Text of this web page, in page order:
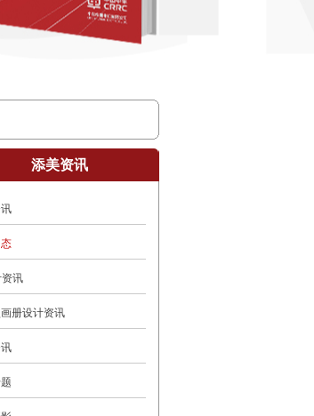
添美资讯
讯
册设计资讯